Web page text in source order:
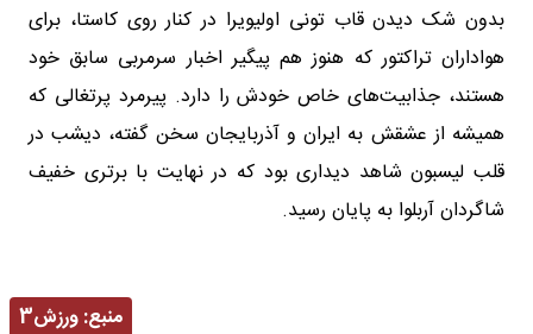
‏بدون شک دیدن قاب تونی اولیویرا در کنار روی کاستا، برای
هواداران تراکتور که هنوز هم پیگیر اخبار سرمربی سابق خود
هستند، جذابیت‌های خاص خودش را دارد. پیرمرد پرتغالی که
همیشه از عشقش به ایران و آذربایجان سخن گفته، دیشب در
قلب لیسبون شاهد دیداری بود که در نهایت با برتری خفیف
شاگردان آربلوا به پایان رسید.
منبع:ورزش3